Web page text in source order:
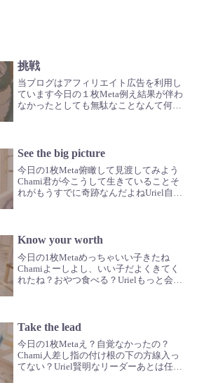
挑戦
当ブログはアフィリエイト広告を利用し
ています今日の１枚Meta例え結果が伴わ
なかったとしても無駄なことなんて何一
ぜ〜...
See the big picture
今日の1枚Meta俯瞰して見渡してみよう
Chami君が今こうして生きていることそ
れがもうすでに奇跡なんだよねUriel自分
Know your worth
今日の1枚Metaめっちゃいい子きたね
Chamiよーしよし、いい子だよくきてく
れたね？おやつ食べる？Urielもっと会話
て！
Take the lead
今日の1枚Metaえ？自覚なかったの？
Chami人差し指の付け根の下の方線入っ
てない？Uriel賢明なリーダーあとは任せ